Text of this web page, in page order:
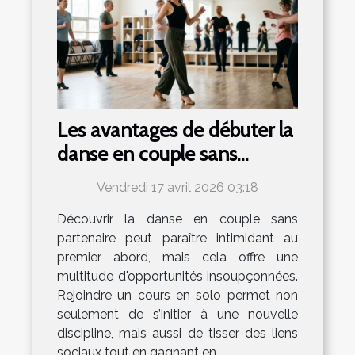
Les avantages de débuter la
danse en couple sans
partenaire
Vendredi 17 avril 2026 03:18
Découvrir la danse en couple sans
partenaire peut paraître intimidant au
premier abord, mais cela offre une
multitude d'opportunités insoupçonnées.
Rejoindre un cours en solo permet non
seulement de s’initier à une nouvelle
discipline, mais aussi de tisser des liens